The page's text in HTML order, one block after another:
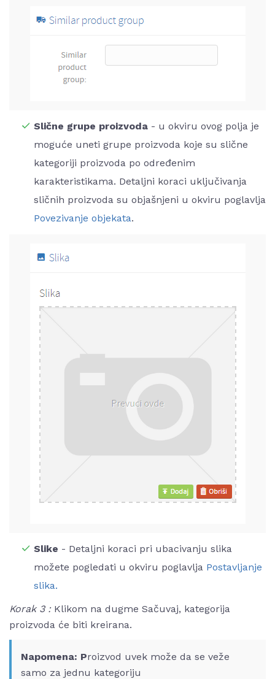
Slične grupe proizvoda - u okviru ovog polja je
moguće uneti grupe proizvoda koje su slične
kategoriji proizvoda po određenim
karakteristikama. Detaljni koraci uključivanja
sličnih proizvoda su objašnjeni u okviru poglavlja
Povezivanje objekata.
Slike - Detaljni koraci pri ubacivanju slika
možete pogledati u okviru poglavlja Postavljanje
slika.
Korak 3 :Klikom na dugme Sačuvaj, kategorija
proizvoda će biti kreirana.
Napomena: Proizvod uvek može da se veže
samo za jednu kategoriju